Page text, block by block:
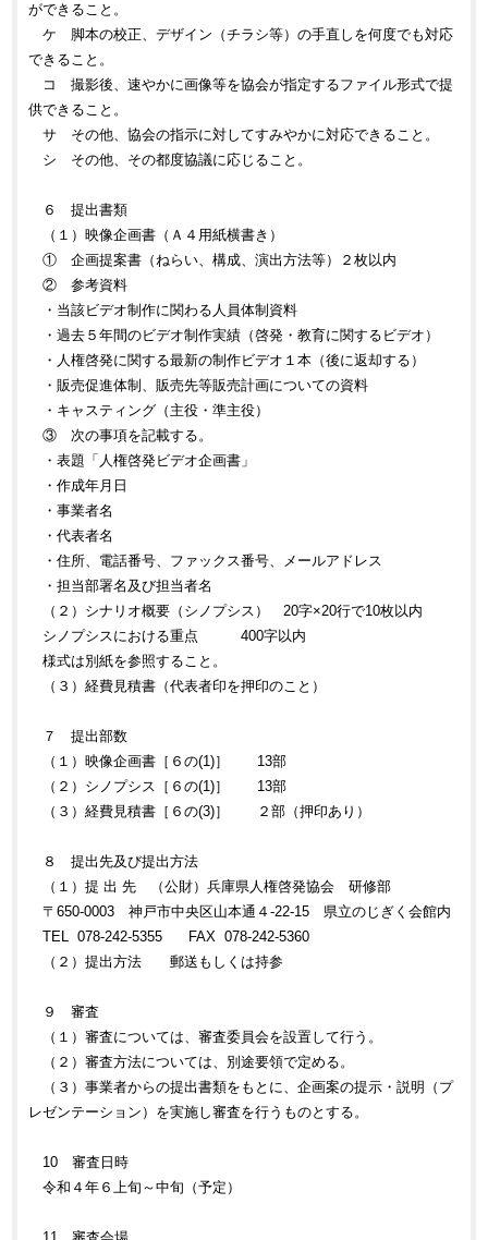
ができること。
ケ 脚本の校正、デザイン（チラシ等）の手直しを何度でも対応
できること。
コ 撮影後、速やかに画像等を協会が指定するファイル形式で提
供できること。
サ その他、協会の指示に対してすみやかに対応できること。
シ その他、その都度協議に応じること。
６ 提出書類
（１）映像企画書（Ａ４用紙横書き）
① 企画提案書（ねらい、構成、演出方法等）２枚以内
② 参考資料
・当該ビデオ制作に関わる人員体制資料
・過去５年間のビデオ制作実績（啓発・教育に関するビデオ）
・人権啓発に関する最新の制作ビデオ１本（後に返却する）
・販売促進体制、販売先等販売計画についての資料
・キャスティング（主役・準主役）
③ 次の事項を記載する。
・表題「人権啓発ビデオ企画書」
・作成年月日
・事業者名
・代表者名
・住所、電話番号、ファックス番号、メールアドレス
・担当部署名及び担当者名
（２）シナリオ概要（シノプシス） 20字×20行で10枚以内
シノプシスにおける重点 400字以内
様式は別紙を参照すること。
（３）経費見積書（代表者印を押印のこと）
７ 提出部数
（１）映像企画書［６の(1)］ 13部
（２）シノプシス［６の(1)］ 13部
（３）経費見積書［６の(3)］ ２部（押印あり）
８ 提出先及び提出方法
（１）提 出 先 （公財）兵庫県人権啓発協会 研修部
〒650-0003 神戸市中央区山本通４-22-15 県立のじぎく会館内
TEL 078-242-5355 FAX 078-242-5360
（２）提出方法 郵送もしくは持参
９ 審査
（１）審査については、審査委員会を設置して行う。
（２）審査方法については、別途要領で定める。
（３）事業者からの提出書類をもとに、企画案の提示・説明（プ
レゼンテーション）を実施し審査を行うものとする。
10 審査日時
令和４年６上旬～中旬（予定）